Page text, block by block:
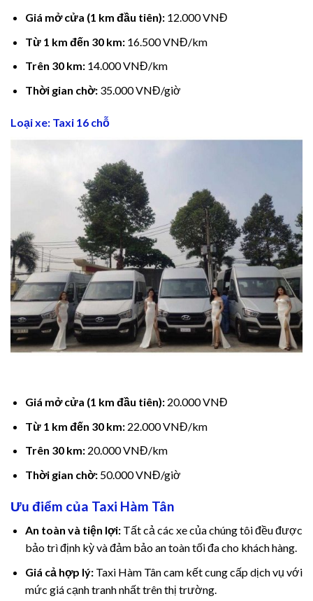
Hacklink
Hacklink Panel
Hacklink
Hacklink
Hacklink panel
Hacklink panel
Hacklink panel
Hacklink
Hacklink
Hacklink panel
Hacklink panel
Hacklink
Giá mở cửa (1 km đầu tiên):12.000 VNĐ
Từ 1 km đến 30 km:16.500 VNĐ/km
Trên 30 km:14.000 VNĐ/km
Thời gian chờ:35.000 VNĐ/giờ
Loại xe: Taxi 16 chỗ
Giá mở cửa (1 km đầu tiên):20.000 VNĐ
Từ 1 km đến 30 km:22.000 VNĐ/km
Trên 30 km:20.000 VNĐ/km
Thời gian chờ:50.000 VNĐ/giờ
Ưu điểm của Taxi Hàm Tân
An toàn và tiện lợi:Tất cả các xe của chúng tôi đều được
bảo trì định kỳ và đảm bảo an toàn tối đa cho khách hàng.
Giá cả hợp lý:Taxi Hàm Tân cam kết cung cấp dịch vụ với
mức giá cạnh tranh nhất trên thị trường.